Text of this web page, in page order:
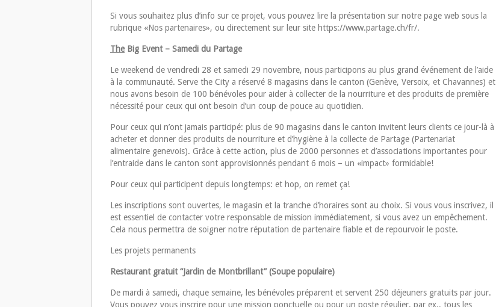
Si vous souhaitez plus d’info sur ce projet, vous pouvez lire la présentation sur notre page web sous la
rubrique «Nos partenaires», ou directement sur leur site https://www.partage.ch/fr/.
TheBig Event – Samedi du Partage
Le weekend de vendredi 28 et samedi 29 novembre, nous participons au plus grand événement de l’aide
à la communauté. Serve the City a réservé 8 magasins dans le canton (Genève, Versoix, et Chavannes) et
nous avons besoin de 100 bénévoles pour aider à collecter de la nourriture et des produits de première
nécessité pour ceux qui ont besoin d’un coup de pouce au quotidien.
Pour ceux qui n’ont jamais participé: plus de 90 magasins dans le canton invitent leurs clients ce jour-là à
acheter et donner des produits de nourriture et d’hygiène à la collecte de Partage (Partenariat
alimentaire genevois). Grâce à cette action, plus de 2000 personnes et d’associations importantes pour
l’entraide dans le canton sont approvisionnés pendant 6 mois – un «impact» formidable!
Pour ceux qui participent depuis longtemps: et hop, on remet ça!
Les inscriptions sont ouvertes, le magasin et la tranche d’horaires sont au choix. Si vous vous inscrivez, il
est essentiel de contacter votre responsable de mission immédiatement, si vous avez un empêchement.
Cela nous permettra de soigner notre réputation de partenaire fiable et de repourvoir le poste.
Les projets permanents
Restaurant gratuit “Jardin de Montbrillant” (Soupe populaire)
De mardi à samedi, chaque semaine, les bénévoles préparent et servent 250 déjeuners gratuits par jour.
Vous pouvez vous inscrire pour une mission ponctuelle ou pour un poste régulier, par ex., tous les